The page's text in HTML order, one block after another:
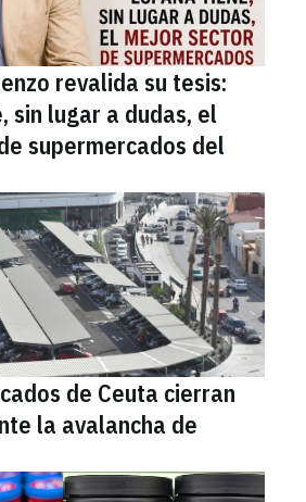
revalida su tesis:
sin lugar a dudas, el
supermercados del
de Ceuta cierran
la avalancha de